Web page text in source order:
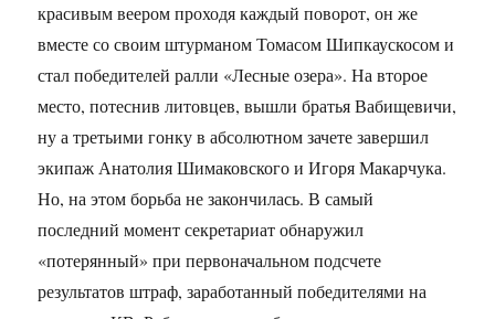
красивым веером проходя каждый поворот, он же
вместе со своим штурманом Томасом Шипкаускосом и
стал победителей ралли «Лесные озера». На второе
место, потеснив литовцев, вышли братья Вабищевичи,
ну а третьими гонку в абсолютном зачете завершил
экипаж Анатолия Шимаковского и Игоря Макарчука.
Но, на этом борьба не закончилась. В самый
последний момент секретариат обнаружил
«потерянный» при первоначальном подсчете
результатов штраф, заработанный победителями на